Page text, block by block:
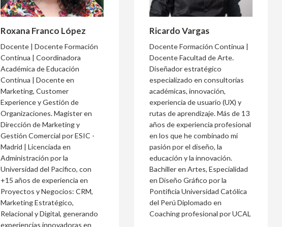
Roxana Franco López
Docente | Docente Formación
Continua | Coordinadora
Académica de Educación
Continua | Docente en
Marketing, Customer
Experience y Gestión de
Organizaciones. Magister en
Dirección de Marketing y
Gestión Comercial por ESIC -
Madrid | Licenciada en
Administración por la
Universidad del Pacifico, con
+15 años de experiencia en
Proyectos y Negocios: CRM,
Marketing Estratégico,
Relacional y Digital, generando
experiencias innovadoras en
Ricardo Vargas
Docente Formación Continua |
Docente Facultad de Arte.
Diseñador estratégico
especializado en consultorías
académicas, innovación,
experiencia de usuario (UX) y
rutas de aprendizaje. Más de 13
años de experiencia profesional
en los que he combinado mi
pasión por el diseño, la
educación y la innovación.
Bachiller en Artes, Especialidad
en Diseño Gráfico por la
Pontificia Universidad Católica
del Perú Diplomado en
Coaching profesional por UCAL